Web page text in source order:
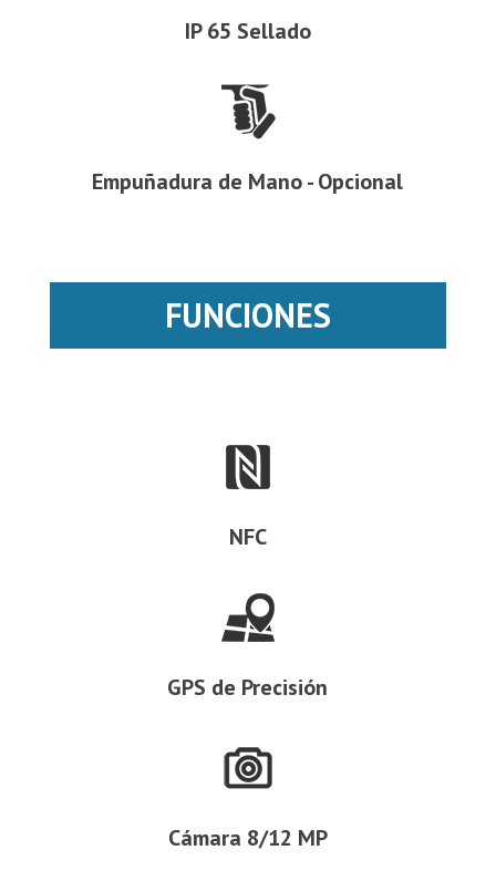
IP 65 Sellado
Empuñadura de Mano - Opcional
FUNCIONES
NFC
GPS de Precisión
Cámara 8/12 MP